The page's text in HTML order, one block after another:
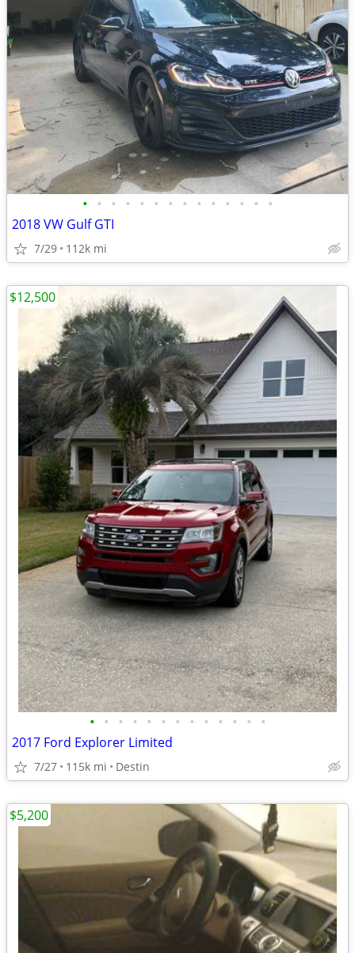
• • • • • • • • • • • • • •
2018 VW Gulf GTI
7/29 112k mi
• • • • • • • • • • • • •
2017 Ford Explorer Limited
7/27 115k mi Destin
$12,500
$5,200